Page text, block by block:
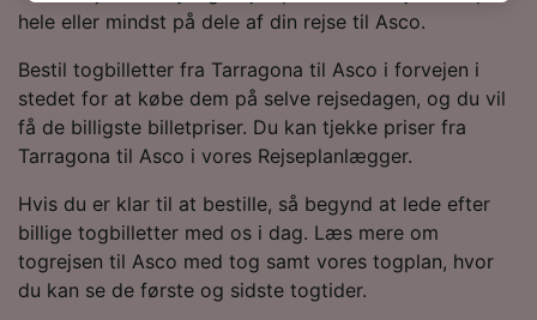
hele eller mindst på dele af din rejse til Asco.
Bestil togbilletter fra Tarragona til Asco i forvejen i
stedet for at købe dem på selve rejsedagen, og du vil
få de billigste billetpriser. Du kan tjekke priser fra
Tarragona til Asco i vores Rejseplanlægger.
Hvis du er klar til at bestille, så begynd at lede efter
billige togbilletter med os i dag. Læs mere om
togrejsen til Asco med tog samt vores togplan, hvor
du kan se de første og sidste togtider.
browsingdata. Dine data vil ikke blive brugt til
sporingsformål, hvis du har bedt os om ikke at
spore dig.
Vi og vores partnere behandler data for at
levere:
Bruge præcise geografiske
placeringsoplysninger. Aktivt scanne
enhedskarakteristika til identifikation.
Opbevare og/eller tilgå oplysninger på en
enhed. Tilpasset annoncering og indhold,
annoncerings- og indholdsmåling,